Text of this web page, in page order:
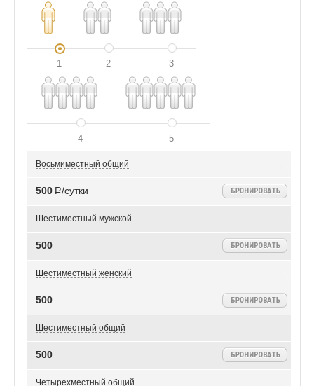
1 2 3
4 5
Восьмиместный общий
500 Р/сутки
Шестиместный мужской
500
Шестиместный женский
500
Шестиместный общий
500
Четырехместный общий